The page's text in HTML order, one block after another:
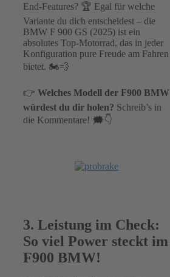
End-Features? 🏆 Egal für welche
Variante du dich entscheidest – die
BMW F 900 GS (2025) ist ein
absolutes Top-Motorrad, das in jeder
Konfiguration pure Freude am Fahren
bietet. 🏍💨
👉 Welches Modell der F900 BMW
würdest du dir holen? Schreib’s in
die Kommentare! 🗯👇
3. Leistung im Check:
So viel Power steckt im
F900 BMW!